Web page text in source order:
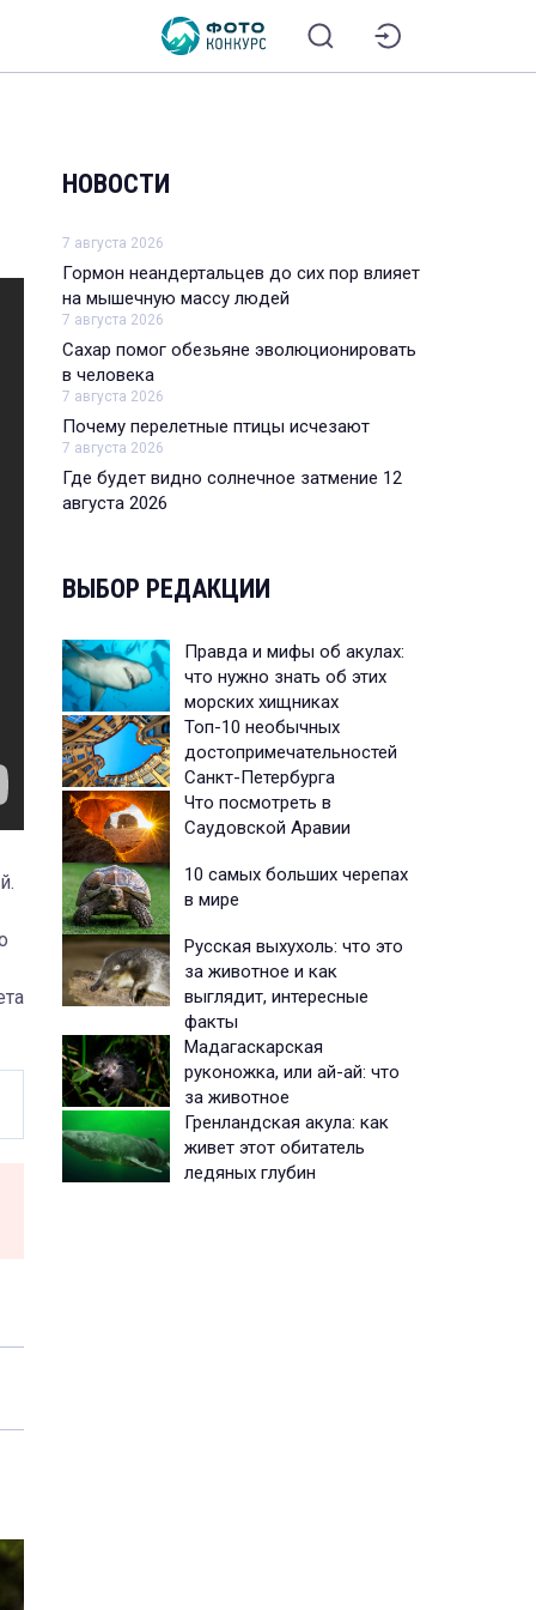
НОВОСТИ
7 августа 2026
Гормон неандертальцев до сих пор влияет
на мышечную массу людей
7 августа 2026
Сахар помог обезьяне эволюционировать
в человека
7 августа 2026
Почему перелетные птицы исчезают
7 августа 2026
Где будет видно солнечное затмение 12
августа 2026
ВЫБОР РЕДАКЦИИ
Правда и мифы об акулах:
что нужно знать об этих
морских хищниках
Топ-10 необычных
достопримечательностей
Санкт-Петербурга
Что посмотреть в
Саудовской Аравии
10 самых больших черепах
в мире
Русская выхухоль: что это
за животное и как
выглядит, интересные
факты
Мадагаскарская
руконожка, или ай-ай: что
за животное
Гренландская акула: как
живет этот обитатель
ледяных глубин